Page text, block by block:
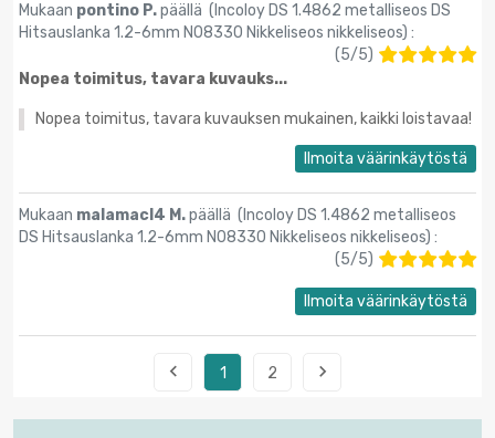
Mukaan pontino P.päällä (Incoloy DS 1.4862 metalliseos DS
Hitsauslanka 1.2-6mm N08330 Nikkeliseos nikkeliseos) :
(5/5)
Nopea toimitus, tavara kuvauks...
Nopea toimitus, tavara kuvauksen mukainen, kaikki loistavaa!
Ilmoita väärinkäytöstä
Mukaan malamacl4 M.päällä (Incoloy DS 1.4862 metalliseos
DS Hitsauslanka 1.2-6mm N08330 Nikkeliseos nikkeliseos) :
(5/5)
Ilmoita väärinkäytöstä
 1 2 